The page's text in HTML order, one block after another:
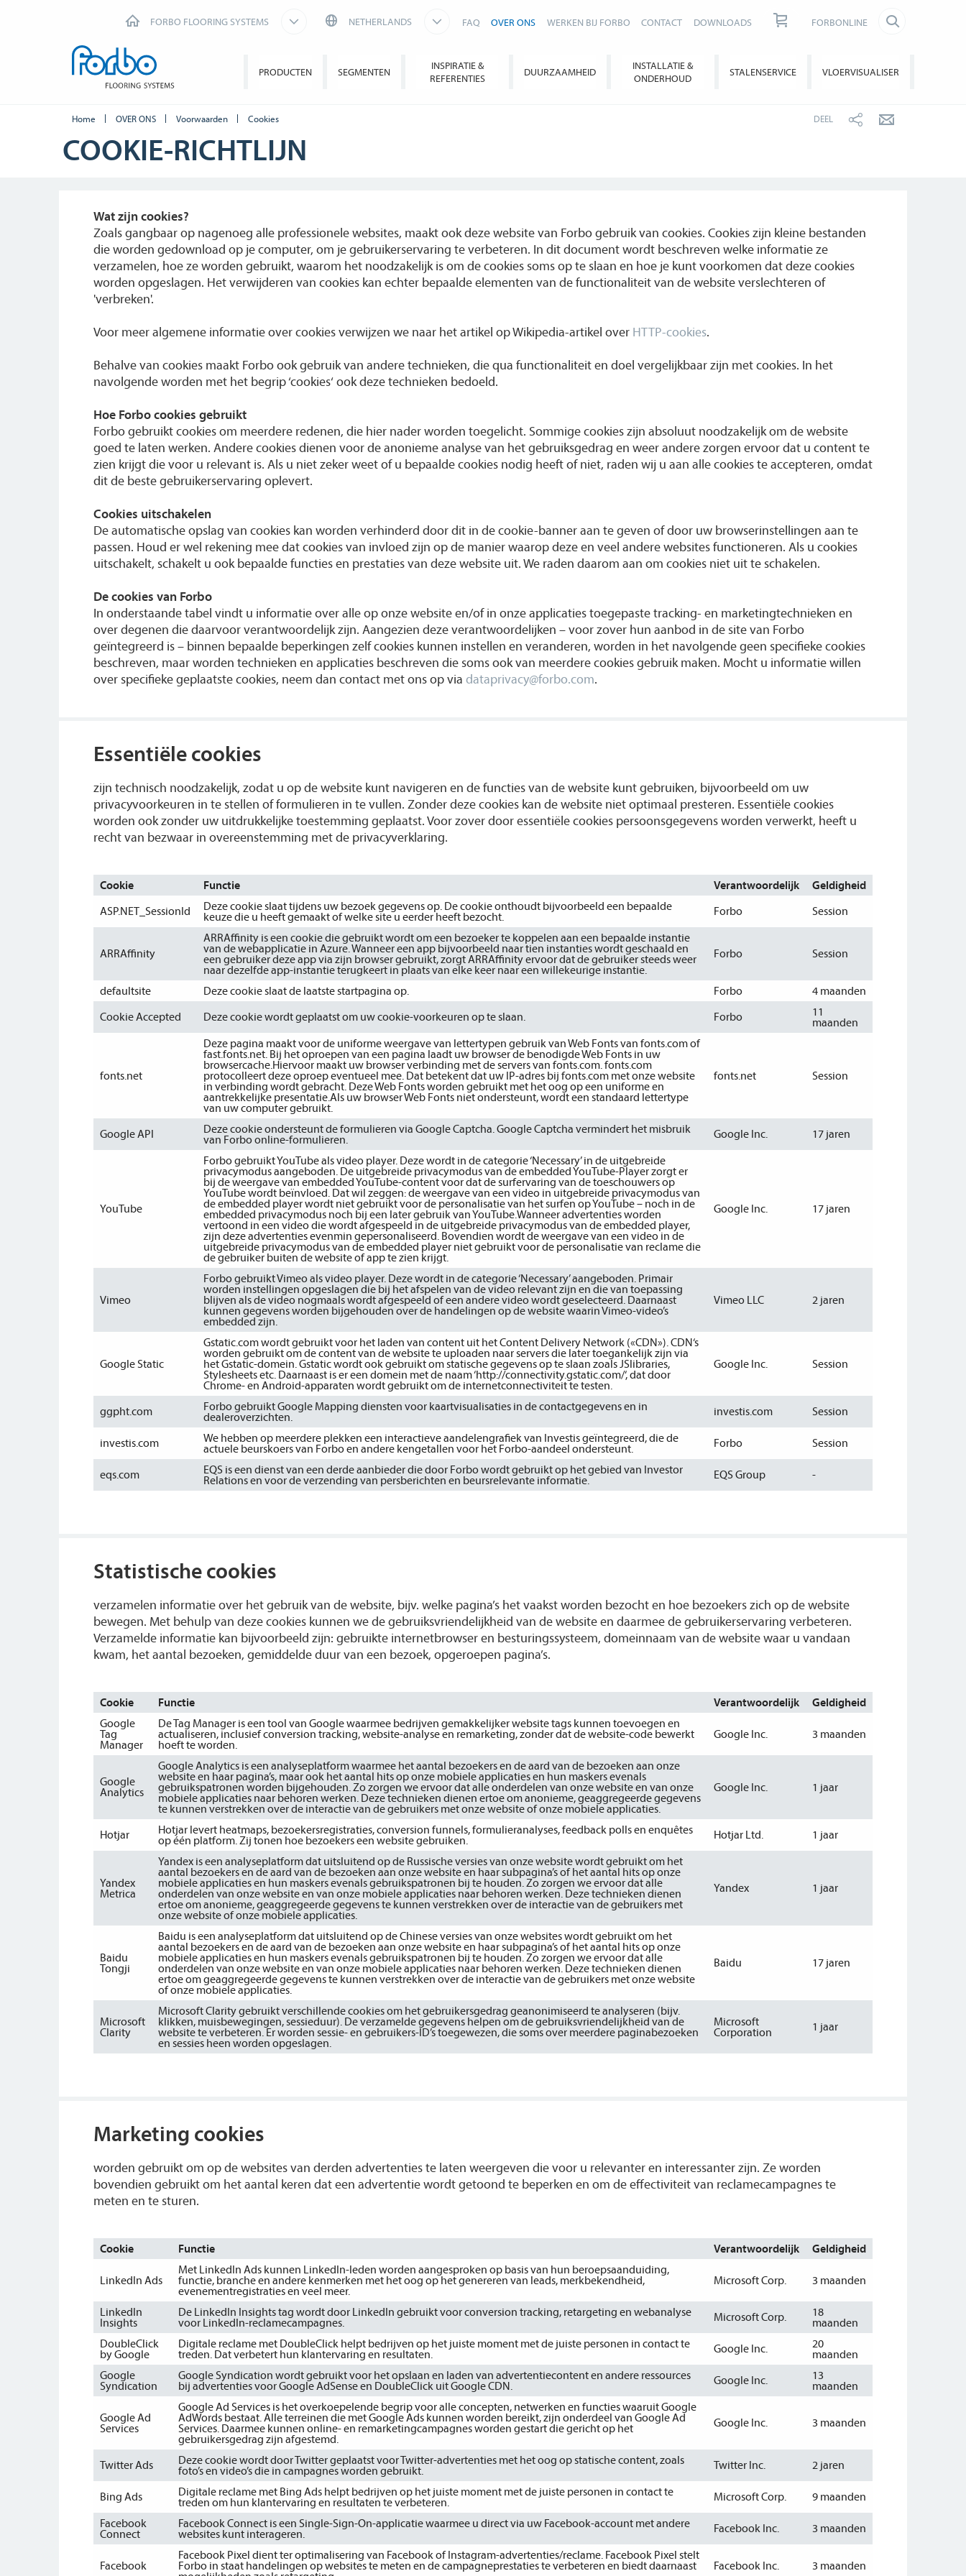
FORBO FLOORING SYSTEMS NETHERLANDS FAQ OVER ONS WERKEN BIJ FORBO CONTACT DOWNLOADS FORBONLINE
PRODUCTEN SEGMENTEN
INSPIRATIE &
REFERENTIES
DUURZAAMHEID
INSTALLATIE &
ONDERHOUD
STALENSERVICE VLOERVISUALISER
Home OVER ONS Voorwaarden Cookies DEEL
COOKIE-RICHTLIJN
Wat zijn cookies?
Zoals gangbaar op nagenoeg alle professionele websites, maakt ook deze website van Forbo gebruik van cookies. Cookies zijn kleine bestanden
die worden gedownload op je computer, om je gebruikerservaring te verbeteren. In dit document wordt beschreven welke informatie ze
verzamelen, hoe ze worden gebruikt, waarom het noodzakelijk is om de cookies soms op te slaan en hoe je kunt voorkomen dat deze cookies
worden opgeslagen. Het verwijderen van cookies kan echter bepaalde elementen van de functionaliteit van de website verslechteren of
'verbreken'.
Voor meer algemene informatie over cookies verwijzen we naar het artikel op Wikipedia-artikel over HTTP-cookies.
Behalve van cookies maakt Forbo ook gebruik van andere technieken, die qua functionaliteit en doel vergelijkbaar zijn met cookies. In het
navolgende worden met het begrip ‘cookies‘ ook deze technieken bedoeld.
Hoe Forbo cookies gebruikt
Forbo gebruikt cookies om meerdere redenen, die hier nader worden toegelicht. Sommige cookies zijn absoluut noodzakelijk om de website
goed te laten werken. Andere cookies dienen voor de anonieme analyse van het gebruiksgedrag en weer andere zorgen ervoor dat u content te
zien krijgt die voor u relevant is. Als u niet zeker weet of u bepaalde cookies nodig heeft of niet, raden wij u aan alle cookies te accepteren, omdat
dit de beste gebruikerservaring oplevert.
Cookies uitschakelen
De automatische opslag van cookies kan worden verhinderd door dit in de cookie-banner aan te geven of door uw browserinstellingen aan te
passen. Houd er wel rekening mee dat cookies van invloed zijn op de manier waarop deze en veel andere websites functioneren. Als u cookies
uitschakelt, schakelt u ook bepaalde functies en prestaties van deze website uit. We raden daarom aan om cookies niet uit te schakelen.
De cookies van Forbo
In onderstaande tabel vindt u informatie over alle op onze website en/of in onze applicaties toegepaste tracking- en marketingtechnieken en
over degenen die daarvoor verantwoordelijk zijn. Aangezien deze verantwoordelijken – voor zover hun aanbod in de site van Forbo
geïntegreerd is – binnen bepaalde beperkingen zelf cookies kunnen instellen en veranderen, worden in het navolgende geen specifieke cookies
beschreven, maar worden technieken en applicaties beschreven die soms ook van meerdere cookies gebruik maken. Mocht u informatie willen
over specifieke geplaatste cookies, neem dan contact met ons op via dataprivacy@forbo.com.
Essentiële cookies
zijn technisch noodzakelijk, zodat u op de website kunt navigeren en de functies van de website kunt gebruiken, bijvoorbeeld om uw
privacyvoorkeuren in te stellen of formulieren in te vullen. Zonder deze cookies kan de website niet optimaal presteren. Essentiële cookies
worden ook zonder uw uitdrukkelijke toestemming geplaatst. Voor zover door essentiële cookies persoonsgegevens worden verwerkt, heeft u
recht van bezwaar in overeenstemming met de privacyverklaring.
Cookie Functie Verantwoordelijk
Geldigheid
ASP.NET_SessionId
Deze cookie slaat tijdens uw bezoek gegevens op. De cookie onthoudt bijvoorbeeld een bepaalde
keuze die u heeft gemaakt of welke site u eerder heeft bezocht. Forbo Session
ARRAffinity
ARRAffinity is een cookie die gebruikt wordt om een bezoeker te koppelen aan een bepaalde instantie
van de webapplicatie in Azure. Wanneer een app bijvoorbeeld naar tien instanties wordt geschaald en
een gebruiker deze app via zijn browser gebruikt, zorgt ARRAffinity ervoor dat de gebruiker steeds weer
naar dezelfde app-instantie terugkeert in plaats van elke keer naar een willekeurige instantie.
Forbo Session
defaultsite Deze cookie slaat de laatste startpagina op. Forbo
4 maanden
Cookie Accepted
Deze cookie wordt geplaatst om uw cookie-voorkeuren op te slaan. Forbo 11
maanden
fonts.net
Deze pagina maakt voor de uniforme weergave van lettertypen gebruik van Web Fonts van fonts.com of
fast.fonts.net. Bij het oproepen van een pagina laadt uw browser de benodigde Web Fonts in uw
browsercache.Hiervoor maakt uw browser verbinding met de servers van fonts.com. fonts.com
protocolleert deze oproep eventueel mee. Dat betekent dat uw IP-adres bij fonts.com met onze website
in verbinding wordt gebracht. Deze Web Fonts worden gebruikt met het oog op een uniforme en
aantrekkelijke presentatie.Als uw browser Web Fonts niet ondersteunt, wordt een standaard lettertype
van uw computer gebruikt.
fonts.net Session
Google API Deze cookie ondersteunt de formulieren via Google Captcha. Google Captcha vermindert het misbruik
van Forbo online-formulieren. Google Inc. 17 jaren
YouTube
Forbo gebruikt YouTube als video player. Deze wordt in de categorie ‘Necessary’ in de uitgebreide
privacymodus aangeboden. De uitgebreide privacymodus van de embedded YouTube-Player zorgt er
bij de weergave van embedded YouTube-content voor dat de surfervaring van de toeschouwers op
YouTube wordt beïnvloed. Dat wil zeggen: de weergave van een video in uitgebreide privacymodus van
de embedded player wordt niet gebruikt voor de personalisatie van het surfen op YouTube – noch in de
embedded privacymodus noch bij een later gebruik van YouTube.Wanneer advertenties worden
vertoond in een video die wordt afgespeeld in de uitgebreide privacymodus van de embedded player,
zijn deze advertenties evenmin gepersonaliseerd. Bovendien wordt de weergave van een video in de
uitgebreide privacymodus van de embedded player niet gebruikt voor de personalisatie van reclame die
de gebruiker buiten de website of app te zien krijgt.
Google Inc. 17 jaren
Vimeo
Forbo gebruikt Vimeo als video player. Deze wordt in de categorie ‘Necessary’ aangeboden. Primair
worden instellingen opgeslagen die bij het afspelen van de video relevant zijn en die van toepassing
blijven als de video nogmaals wordt afgespeeld of een andere video wordt geselecteerd. Daarnaast
kunnen gegevens worden bijgehouden over de handelingen op de website waarin Vimeo-video’s
embedded zijn.
Vimeo LLC 2 jaren
Google Static
Gstatic.com wordt gebruikt voor het laden van content uit het Content Delivery Network («CDN»). CDN‘s
worden gebruikt om de content van de website te uploaden naar servers die later toegankelijk zijn via
het Gstatic-domein. Gstatic wordt ook gebruikt om statische gegevens op te slaan zoals JSlibraries,
Stylesheets etc. Daarnaast is er een domein met de naam ‘http://connectivity.gstatic.com/‘, dat door
Chrome- en Android-apparaten wordt gebruikt om de internetconnectiviteit te testen.
Google Inc. Session
ggpht.com Forbo gebruikt Google Mapping diensten voor kaartvisualisaties in de contactgegevens en in
dealeroverzichten. investis.com Session
investis.com We hebben op meerdere plekken een interactieve aandelengrafiek van Investis geïntegreerd, die de
actuele beurskoers van Forbo en andere kengetallen voor het Forbo-aandeel ondersteunt. Forbo Session
eqs.com EQS is een dienst van een derde aanbieder die door Forbo wordt gebruikt op het gebied van Investor
Relations en voor de verzending van persberichten en beursrelevante informatie. EQS Group -
Statistische cookies
verzamelen informatie over het gebruik van de website, bijv. welke pagina’s het vaakst worden bezocht en hoe bezoekers zich op de website
bewegen. Met behulp van deze cookies kunnen we de gebruiksvriendelijkheid van de website en daarmee de gebruikerservaring verbeteren.
Verzamelde informatie kan bijvoorbeeld zijn: gebruikte internetbrowser en besturingssysteem, domeinnaam van de website waar u vandaan
kwam, het aantal bezoeken, gemiddelde duur van een bezoek, opgeroepen pagina’s.
Cookie Functie Verantwoordelijk
Geldigheid
Google
Tag
Manager
De Tag Manager is een tool van Google waarmee bedrijven gemakkelijker website tags kunnen toevoegen en
actualiseren, inclusief conversion tracking, website-analyse en remarketing, zonder dat de website-code bewerkt
hoeft te worden.
Google Inc. 3 maanden
Google
Analytics
Google Analytics is een analyseplatform waarmee het aantal bezoekers en de aard van de bezoeken aan onze
website en haar pagina’s, maar ook het aantal hits op onze mobiele applicaties en hun maskers evenals
gebruikspatronen worden bijgehouden. Zo zorgen we ervoor dat alle onderdelen van onze website en van onze
mobiele applicaties naar behoren werken. Deze technieken dienen ertoe om anonieme, geaggregeerde gegevens
te kunnen verstrekken over de interactie van de gebruikers met onze website of onze mobiele applicaties.
Google Inc. 1 jaar
Hotjar Hotjar levert heatmaps, bezoekersregistraties, conversion funnels, formulieranalyses, feedback polls en enquêtes
op één platform. Zij tonen hoe bezoekers een website gebruiken. Hotjar Ltd. 1 jaar
Yandex
Metrica
Yandex is een analyseplatform dat uitsluitend op de Russische versies van onze website wordt gebruikt om het
aantal bezoekers en de aard van de bezoeken aan onze website en haar subpagina’s of het aantal hits op onze
mobiele applicaties en hun maskers evenals gebruikspatronen bij te houden. Zo zorgen we ervoor dat alle
onderdelen van onze website en van onze mobiele applicaties naar behoren werken. Deze technieken dienen
ertoe om anonieme, geaggregeerde gegevens te kunnen verstrekken over de interactie van de gebruikers met
onze website of onze mobiele applicaties.
Yandex 1 jaar
Baidu
Tongji
Baidu is een analyseplatform dat uitsluitend op de Chinese versies van onze websites wordt gebruikt om het
aantal bezoekers en de aard van de bezoeken aan onze website en haar subpagina’s of het aantal hits op onze
mobiele applicaties en hun maskers evenals gebruikspatronen bij te houden. Zo zorgen we ervoor dat alle
onderdelen van onze website en van onze mobiele applicaties naar behoren werken. Deze technieken dienen
ertoe om geaggregeerde gegevens te kunnen verstrekken over de interactie van de gebruikers met onze website
of onze mobiele applicaties.
Baidu 17 jaren
Microsoft
Clarity
Microsoft Clarity gebruikt verschillende cookies om het gebruikersgedrag geanonimiseerd te analyseren (bijv.
klikken, muisbewegingen, sessieduur). De verzamelde gegevens helpen om de gebruiksvriendelijkheid van de
website te verbeteren. Er worden sessie- en gebruikers-ID’s toegewezen, die soms over meerdere paginabezoeken
en sessies heen worden opgeslagen.
Microsoft
Corporation 1 jaar
Marketing cookies
worden gebruikt om op de websites van derden advertenties te laten weergeven die voor u relevanter en interessanter zijn. Ze worden
bovendien gebruikt om het aantal keren dat een advertentie wordt getoond te beperken en om de effectiviteit van reclamecampagnes te
meten en te sturen.
Cookie Functie Verantwoordelijk Geldigheid
LinkedIn Ads
Met LinkedIn Ads kunnen LinkedIn-leden worden aangesproken op basis van hun beroepsaanduiding,
functie, branche en andere kenmerken met het oog op het genereren van leads, merkbekendheid,
evenementregistraties en veel meer.
Microsoft Corp. 3 maanden
LinkedIn
Insights
De LinkedIn Insights tag wordt door LinkedIn gebruikt voor conversion tracking, retargeting en webanalyse
voor LinkedIn-reclamecampagnes. Microsoft Corp. 18
maanden
DoubleClick
by Google
Digitale reclame met DoubleClick helpt bedrijven op het juiste moment met de juiste personen in contact te
treden. Dat verbetert hun klantervaring en resultaten. Google Inc. 20
maanden
Google
Syndication
Google Syndication wordt gebruikt voor het opslaan en laden van advertentiecontent en andere ressources
bij advertenties voor Google AdSense en DoubleClick uit Google CDN. Google Inc. 13
maanden
Google Ad
Services
Google Ad Services is het overkoepelende begrip voor alle concepten, netwerken en functies waaruit Google
AdWords bestaat. Alle terreinen die met Google Ads kunnen worden bereikt, zijn onderdeel van Google Ad
Services. Daarmee kunnen online- en remarketingcampagnes worden gestart die gericht op het
gebruikersgedrag zijn afgestemd.
Google Inc. 3 maanden
Twitter Ads Deze cookie wordt door Twitter geplaatst voor Twitter-advertenties met het oog op statische content, zoals
foto’s en video’s die in campagnes worden gebruikt. Twitter Inc. 2 jaren
Bing Ads Digitale reclame met Bing Ads helpt bedrijven op het juiste moment met de juiste personen in contact te
treden om hun klantervaring en resultaten te verbeteren. Microsoft Corp.
9 maanden
Facebook
Connect
Facebook Connect is een Single-Sign-On-applicatie waarmee u direct via uw Facebook-account met andere
websites kunt interageren. Facebook Inc. 3 maanden
Facebook
Facebook Pixel dient ter optimalisering van Facebook of Instagram-advertenties/reclame. Facebook Pixel stelt
Forbo in staat handelingen op websites te meten en de campagneprestaties te verbeteren en biedt daarnaast Facebook Inc. 3 maanden